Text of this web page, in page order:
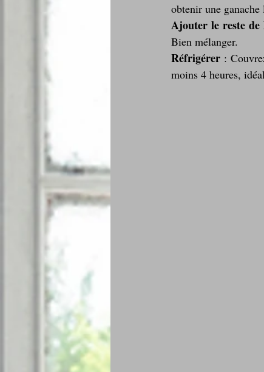
obtenir une ganache
Ajouter le reste de
Bien mélanger.
Réfrigérer :
moins 4 heures,